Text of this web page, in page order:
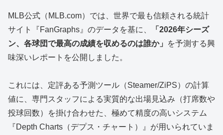
MLB公式（MLB.com）では、世界で最も信頼される統計
サイト『FanGraphs』のデータを基に、
「2026年シーズ
ン、各球団で最高の成績を収めるのは誰か」
を予測する興
味深いレポートを公開しました。
これには、定評ある予測ツール（Steamer/ZiPS）の計算
値に、専門スタッフによる実質的な出場見込み（打席数や
投球回数）を掛け合わせた、極めて精度の高いシステム
『Depth Charts（デプス・チャート）』が用いられていま